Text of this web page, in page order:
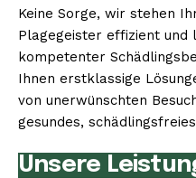
Keine Sorge, wir stehen
Plagegeister effizient und
kompetenter
Ihnen erstklassige
von unerwünschten
gesundes,
Unsere